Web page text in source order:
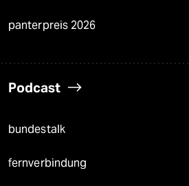
panterpreis 2026
Podcast
bundestalk
fernverbindung